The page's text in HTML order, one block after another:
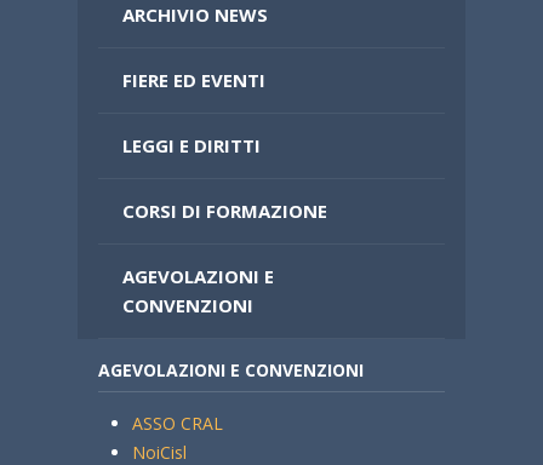
ARCHIVIO NEWS
FIERE ED EVENTI
LEGGI E DIRITTI
CORSI DI FORMAZIONE
AGEVOLAZIONI E
CONVENZIONI
AGEVOLAZIONI E CONVENZIONI
ASSO CRAL
NoiCisl